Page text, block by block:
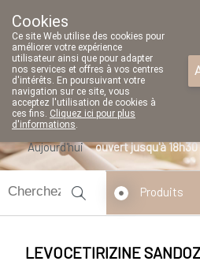
Aujourd'hui ouvert jusqu'à 18h30
Produits
LEVOCETIRIZINE
Cookies
Ce site Web utilise des cookies pour
améliorer votre expérience
utilisateur ainsi que pour adapter
nos services et offres à vos centres
d'intérêts. En poursuivant votre
navigation sur ce site, vous
acceptez l'utilisation de cookies à
ces fins. Cliquez ici pour plus
d'informations.